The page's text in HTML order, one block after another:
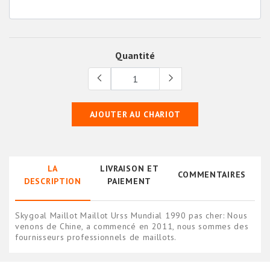
Quantité
AJOUTER AU CHARIOT
LA
DESCRIPTION
LIVRAISON ET
PAIEMENT
COMMENTAIRES
Skygoal Maillot Maillot Urss Mundial 1990 pas cher: Nous
venons de Chine, a commencé en 2011, nous sommes des
fournisseurs professionnels de maillots.